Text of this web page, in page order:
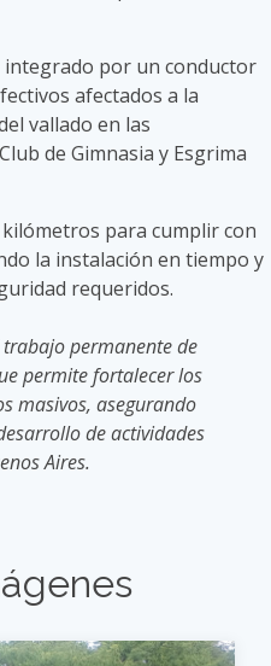
integrado por un conductor
afectados a la
vallado en las
de Gimnasia y Esgrima
para cumplir con
la instalación en tiempo y
requeridos.
permanente de
permite fortalecer los
masivos, asegurando
de actividades
Aires.